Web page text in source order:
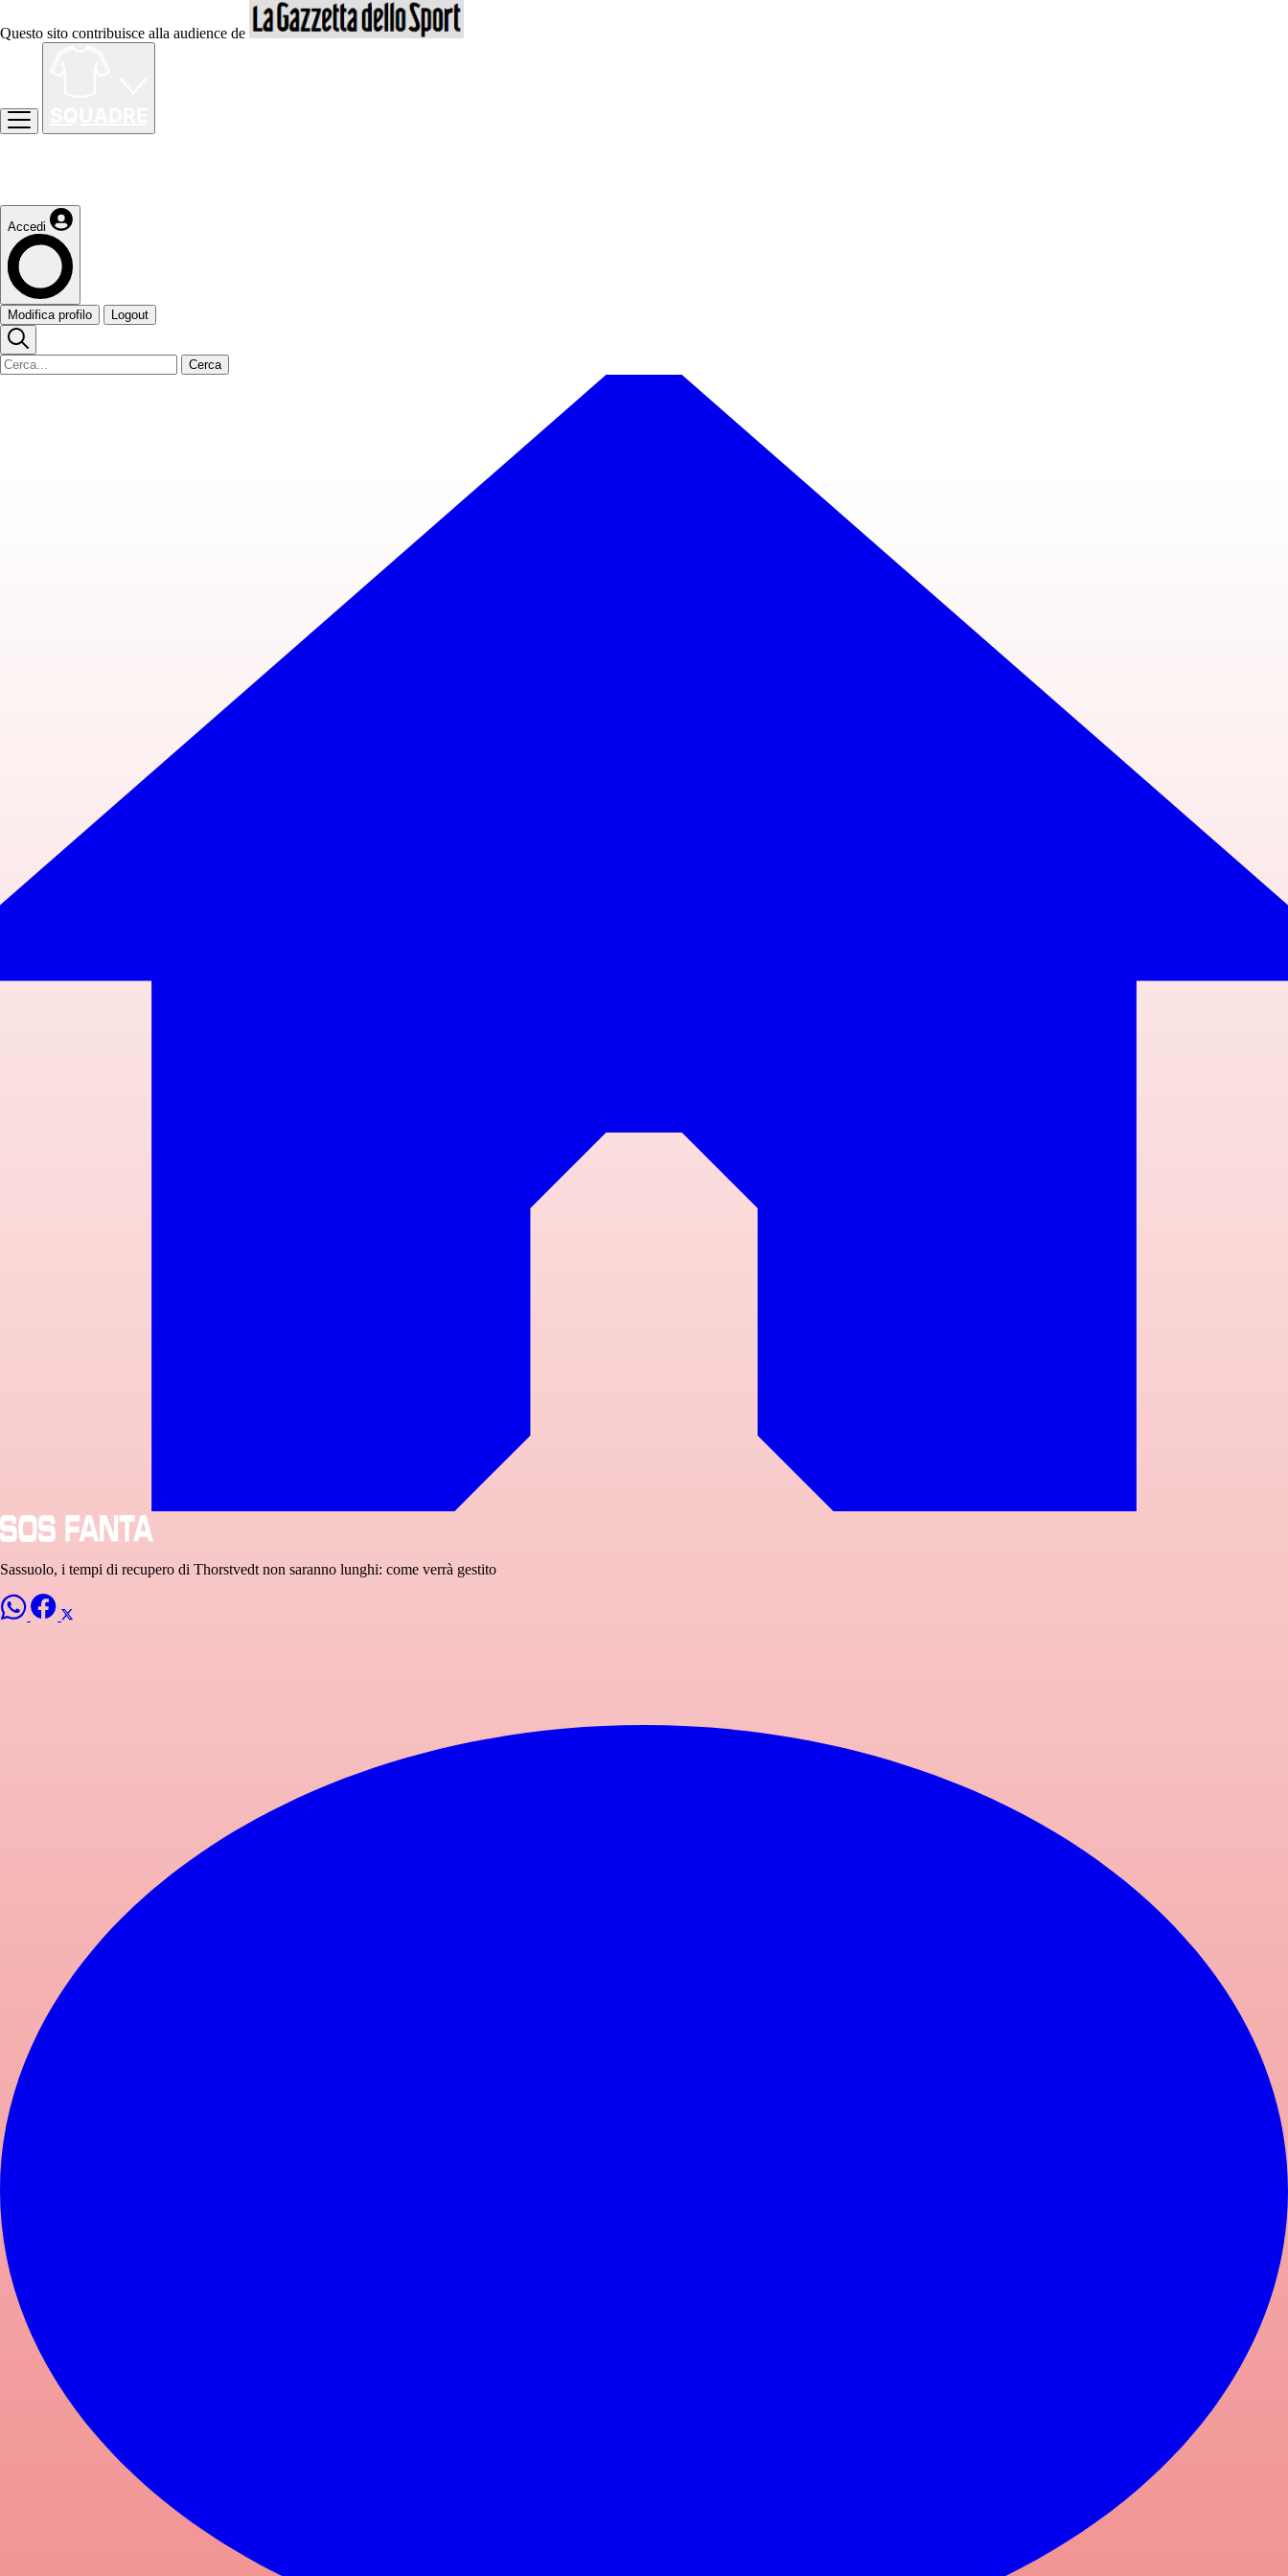
Questo sito contribuisce alla audience de
Accedi
Modifica profilo Logout
Cerca
Sassuolo, i tempi di recupero di Thorstvedt non saranno lunghi: come verrà gestito